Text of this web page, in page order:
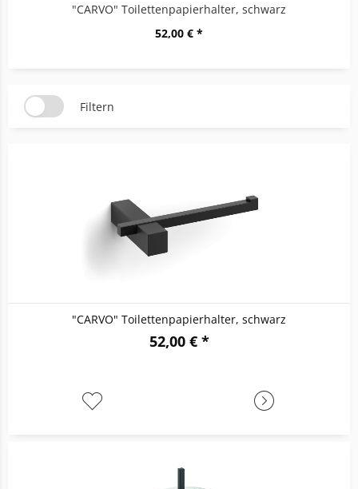
"CARVO" Toilettenpapierhalter, schwarz
52,00 € *
Filtern
"CARVO" Toilettenpapierhalter, schwarz
52,00 € *